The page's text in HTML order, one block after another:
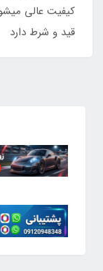
قید و شرط دارد